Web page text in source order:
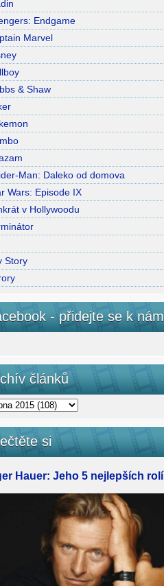
Endgame
Marvel
& Shaw
Man: Daleko od domova
Wars: Episode IX
v Hollywoodu
Story
- přidejte se k nám
článků
si
Hauer: Jeho 5 nejlepších rolí